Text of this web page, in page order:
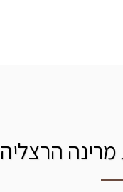
מרינה הרצליה